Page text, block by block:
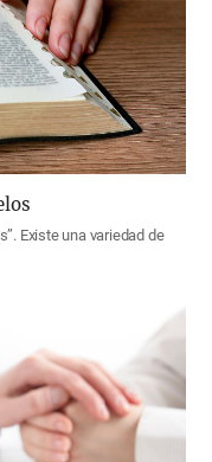
Existe una variedad de